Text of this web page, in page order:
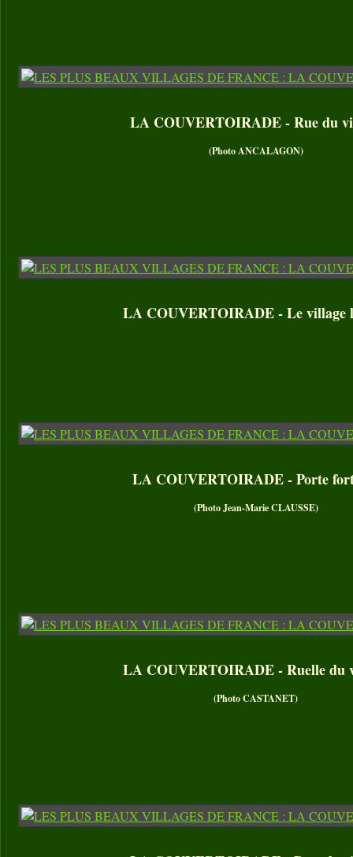
LA COUVERTOIRADE - Rue du
(Photo ANCALAGON)
LA COUVERTOIRADE - Le village
LA COUVERTOIRADE - Porte
(Photo Jean-Marie CLAUSSE)
LA COUVERTOIRADE - Ruelle du
(Photo CASTANET)